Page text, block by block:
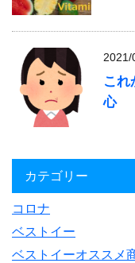
2021/
これ
心
カテゴリー
コロナ
ベストイー
ベストイーオススメ